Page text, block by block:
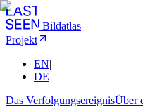
Bildatlas
Projekt
EN|
DE
Das VerfolgungsereignisÜber